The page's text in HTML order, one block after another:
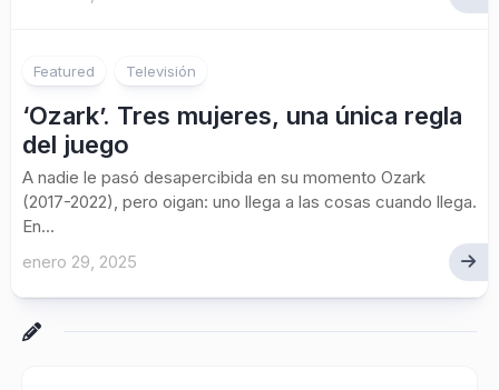
Featured Televisión
‘Ozark’. Tres mujeres, una única regla
del juego
A nadie le pasó desapercibida en su momento Ozark
(2017-2022), pero oigan: uno llega a las cosas cuando llega.
En...
enero 29, 2025